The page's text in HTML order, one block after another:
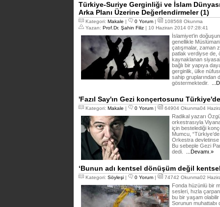
Türkiye-Suriye Gerginliği ve İslam
Arka Planı Üzerine Değerlendirmeler (1)
Kategori: Makale | 0 Yorum |
108568 Okunma
Yazan: Prof.Dr. Şahin Filiz | 10 Haziran 2014 07:28:41
İslamiyet’in
genellikle
çatışmalar, zaman
patlak verdiyse de,
kaynaklanan
bağlı bir yapıya
gerginlik, ülke
sahip gruplarından
göstermektedir.
'Fazıl Say'ın Gezi konçertosunu
Kategori: Makale | 0 Yorum | 64904 Okunma04
Radikal yazarı
orkestrasıyla
için bestelediği
Mumcu,
Orkestra
Bu sebeple Gezi
dedi.
...Devamı.»
‘Bunun adı kentsel dönüşüm değil kentsel
Kategori: Söyleşi | 0 Yorum | 74742 Okunma02
Fonda hüzünlü bir
sesleri, hızla
bu bir yaşam olabilir
Sorunun